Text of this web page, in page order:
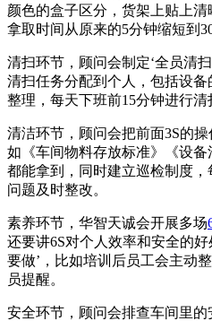
颜色的盒子区分，货架上贴上清
拿取时间从原来的5分钟缩短到30
清扫环节，顾问会制定‘全员清
清扫任务分配到个人，包括设
整理，每天下班前15分钟进行清
清洁环节，顾问会把前面3S的
如《车间物料存放标准》《设
都能拿到，同时建立巡检制度
问题及时整改。
素养环节，华智天诚会开展多场
还要讲6S对个人效率和安全的好
要做’，比如培训后员工会主动
员提醒。
安全环节，顾问会排查车间里